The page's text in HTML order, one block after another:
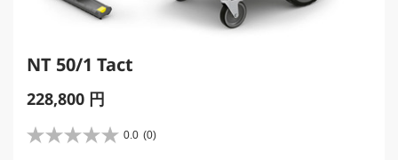
NT 50/1 Tact
C
r
228,800 円
0.0 (0)
星